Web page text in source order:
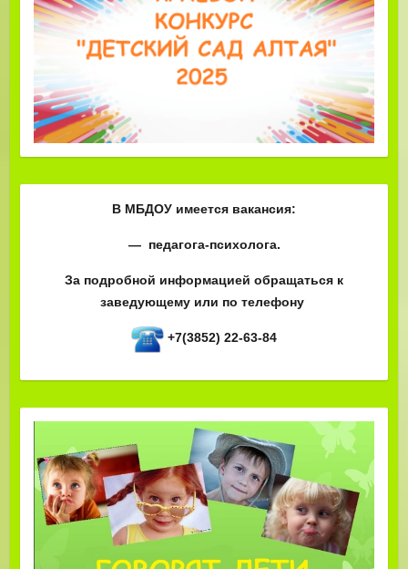
В МБДОУ имеется вакансия:
— педагога-психолога.
За подробной информацией обращаться к
заведующему или по телефону
+7(3852) 22-63-84